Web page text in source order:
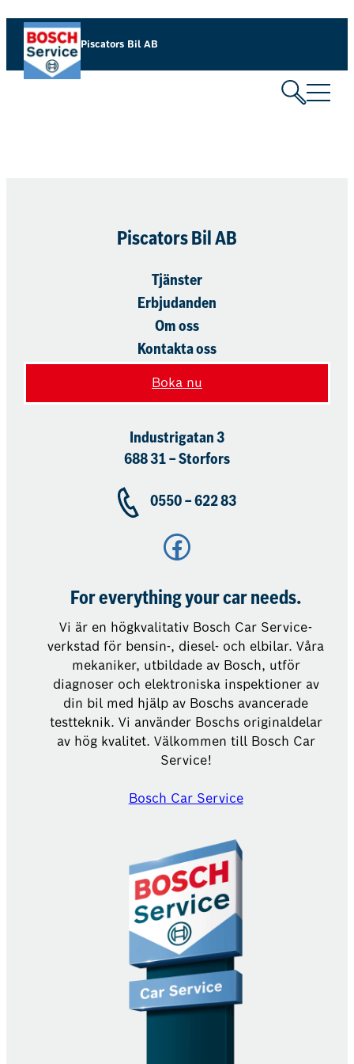
Hoppa
innehåll
Piscators Bil AB
Piscators Bil AB
Tjänster
Erbjudanden
Om oss
Kontakta oss
Boka nu
Industrigatan 3
688 31 – Storfors
0550 – 622 83
Facebook
For everything your car needs.
Vi är en högkvalitativ Bosch Car Service-
verkstad för bensin-, diesel- och elbilar. Våra
mekaniker, utbildade av Bosch, utför
diagnoser och elektroniska inspektioner av
din bil med hjälp av Boschs avancerade
testteknik. Vi använder Boschs originaldelar
av hög kvalitet. Välkommen till Bosch Car
Service!
Bosch Car Service